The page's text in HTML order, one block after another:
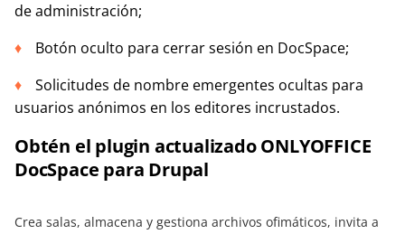
de administración;
Botón oculto para cerrar sesión en DocSpace;
Solicitudes de nombre emergentes ocultas para
usuarios anónimos en los editores incrustados.
Obtén el plugin actualizado ONLYOFFICE
DocSpace para Drupal
Crea salas, almacena y gestiona archivos ofimáticos, invita a